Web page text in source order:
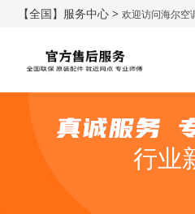
【全国】服务中心 >欢迎访问海尔空
行业